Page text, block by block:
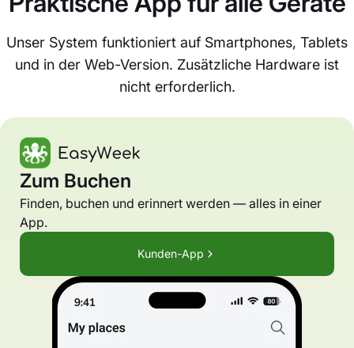
Unser System funktioniert auf Smartphones, Tablets
und in der Web-Version. Zusätzliche Hardware ist
nicht erforderlich.
Zum Buchen
Finden, buchen und erinnert werden — alles in einer
App.
Kunden-App